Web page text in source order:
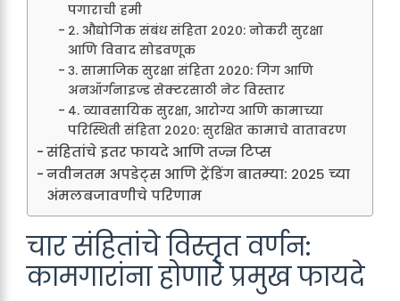
पगाराची हमी
२. औद्योगिक संबंध संहिता २०२०: नोकरी सुरक्षा
आणि विवाद सोडवणूक
३. सामाजिक सुरक्षा संहिता २०२०: गिग आणि
अनऑर्गनाइज्ड सेक्टरसाठी नेट विस्तार
४. व्यावसायिक सुरक्षा, आरोग्य आणि कामाच्या
परिस्थिती संहिता २०२०: सुरक्षित कामाचे वातावरण
संहितांचे इतर फायदे आणि तज्ज्ञ टिप्स
नवीनतम अपडेट्स आणि ट्रेंडिंग बातम्या: २०२५ च्या
अंमलबजावणीचे परिणाम
चार संहितांचे विस्तृत वर्णन:
कामगारांना होणारे प्रमुख फायदे